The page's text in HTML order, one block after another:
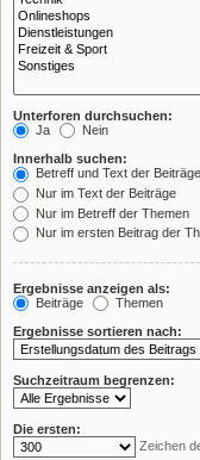
Unterforen durchsuchen:
Ja
Nein
Innerhalb suchen:
Betreff und Text der Beiträge
Nur im Text der Beiträge
Nur im Betreff der Themen
Nur im ersten Beitrag der
Ergebnisse anzeigen als:
Beiträge
Themen
Ergebnisse sortieren nach:
Suchzeitraum begrenzen:
Die ersten:
Zeichen